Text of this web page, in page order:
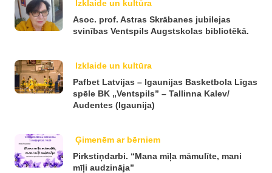
Izklaide un kultūra
Asoc. prof. Astras Skrābanes jubilejas
svinības Ventspils Augstskolas bibliotēkā.
Izklaide un kultūra
Pafbet Latvijas – Igaunijas Basketbola Līgas
spēle BK „Ventspils” – Tallinna Kalev/
Audentes (Igaunija)
Ģimenēm ar bērniem
Pirkstiņdarbi. “Mana mīļa māmulīte, mani
mīļi audzināja”